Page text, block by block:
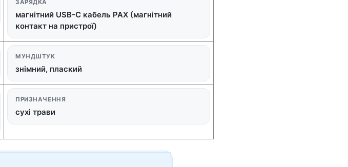
ЗАРЯДКА
магнітний USB-C кабель PAX (магнітний
контакт на пристрої)
МУНДШТУК
знімний, плаский
ПРИЗНАЧЕННЯ
сухі трави